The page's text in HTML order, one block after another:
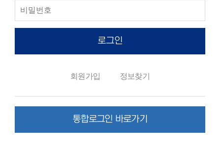
로그인
회원가입 정보찾기
통합로그인 바로가기